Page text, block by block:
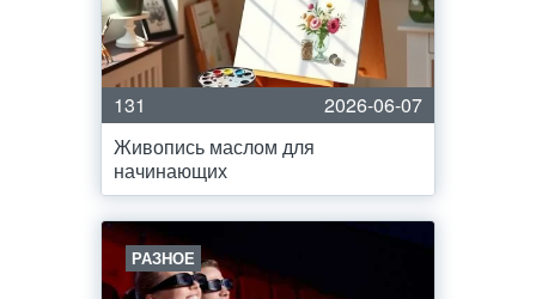
131
2026-06-07
Живопись маслом для
начинающих
РАЗНОЕ